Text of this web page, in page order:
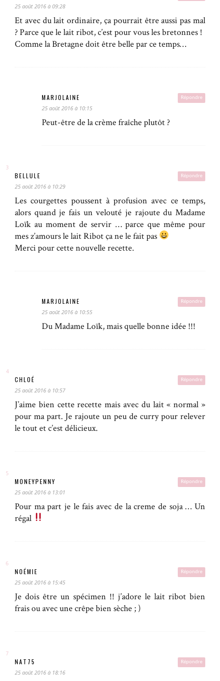
25 août 2016 à 09:28
Et avec du lait ordinaire, ça pourrait être aussi pas mal
? Parce que le lait ribot, c’est pour vous les bretonnes !
Comme la Bretagne doit être belle par ce temps…
Répondre
MARJOLAINE
25 août 2016 à 10:15
Peut-être de la crème fraîche plutôt ?
Répondre
BELLULE
25 août 2016 à 10:29
Les courgettes poussent à profusion avec ce temps,
alors quand je fais un velouté je rajoute du Madame
Loïk au moment de servir … parce que même pour
mes z’amours le lait Ribot ça ne le fait pas
Merci pour cette nouvelle recette.
Répondre
MARJOLAINE
25 août 2016 à 10:55
Du Madame Loïk, mais quelle bonne idée !!!
Répondre
CHLOÉ
25 août 2016 à 10:57
J’aime bien cette recette mais avec du lait « normal »
pour ma part. Je rajoute un peu de curry pour relever
le tout et c’est délicieux.
Répondre
MONEYPENNY
25 août 2016 à 13:01
Pour ma part je le fais avec de la creme de soja … Un
régal
Répondre
NOÉMIE
25 août 2016 à 15:45
Je dois être un spécimen !! j’adore le lait ribot bien
frais ou avec une crêpe bien sèche ; )
Répondre
NAT75
25 août 2016 à 18:16